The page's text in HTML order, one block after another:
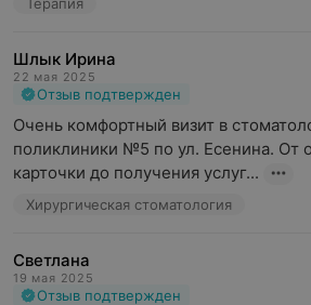
Шлык Ирина
22 мая 2025
Отзыв подтвержден
Очень комфортный визит в
поликлиники №5 по ул. Есенина. От
карточки до получения услуг...
Хирургическая стоматология
Светлана
19 мая 2025
Отзыв подтвержден